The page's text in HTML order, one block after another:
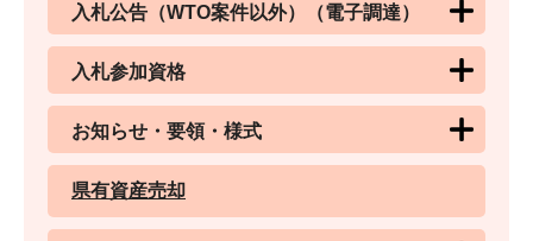
入札公告（WTO案件以外）（電子調達）
入札参加資格
お知らせ・要領・様式
県有資産売却